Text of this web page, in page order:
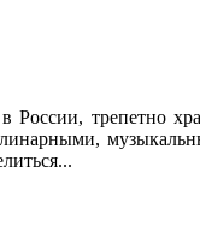
трепетно